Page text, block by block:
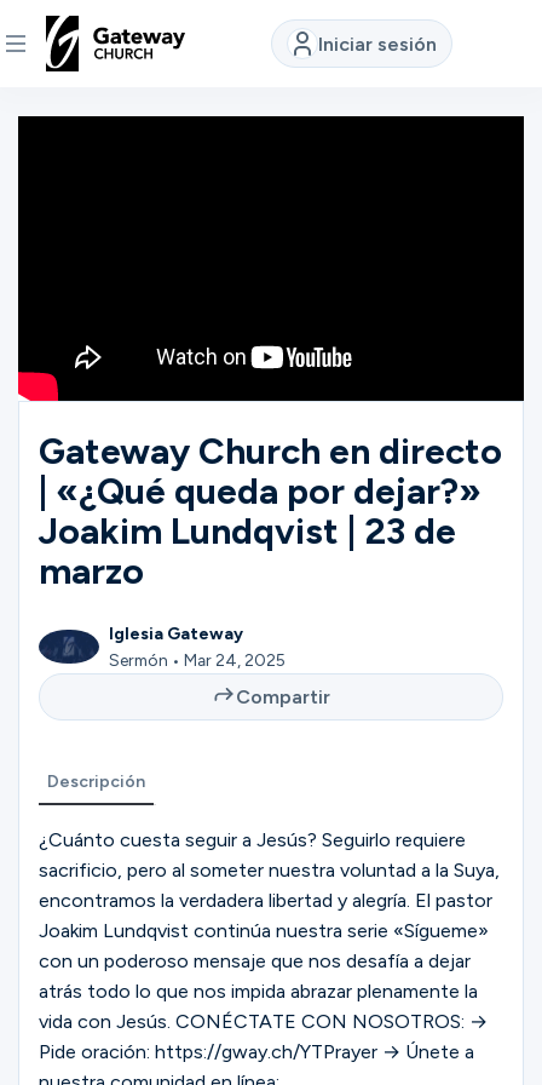
Iniciar sesión
DESCUBRE
Conectar
Grupos
Buscar
Español
Gateway Church en directo
| «¿Qué queda por dejar?»
Joakim Lundqvist | 23 de
marzo
Iglesia Gateway
Sermón • Mar 24, 2025
Compartir
Descripción
¿Cuánto cuesta seguir a Jesús? Seguirlo requiere
sacrificio, pero al someter nuestra voluntad a la Suya,
encontramos la verdadera libertad y alegría. El pastor
Joakim Lundqvist continúa nuestra serie «Sígueme»
con un poderoso mensaje que nos desafía a dejar
atrás todo lo que nos impida abrazar plenamente la
vida con Jesús. CONÉCTATE CON NOSOTROS: →
Pide oración: https://gway.ch/YTPrayer → Únete a